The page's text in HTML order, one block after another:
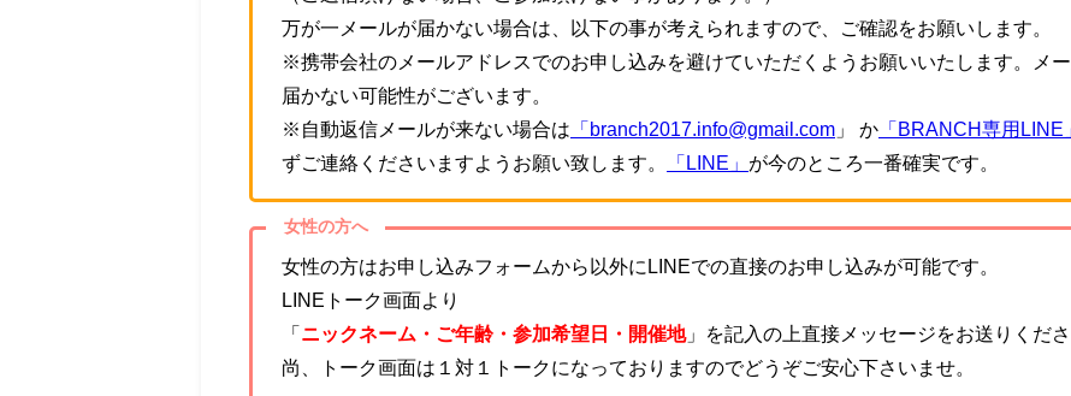
万が一メールが届かない場合は、以下の事が考えられますので、ご確認をお願いします。
※携帯会社のメールアドレスでのお申し込みを避けていただくようお願いいたします。メ
届かない可能性がございます。
※自動返信メールが来ない場合は 「branch2017.info@gmail.com 」 か 「BRANCH専用LINE
ずご連絡くださいますようお願い致します。
「LINE」 が今のところ一番確実です。
女性の方へ
女性の方はお申し込みフォームから以外にLINEでの直接のお申し込みが可能です。
LINEトーク画面より
「 ニックネーム・ご年齢・参加希望日・開催地」を記入の上直接メッセージをお送りくださ
尚、トーク画面は１対１トークになっておりますのでどうぞご安心下さいませ。